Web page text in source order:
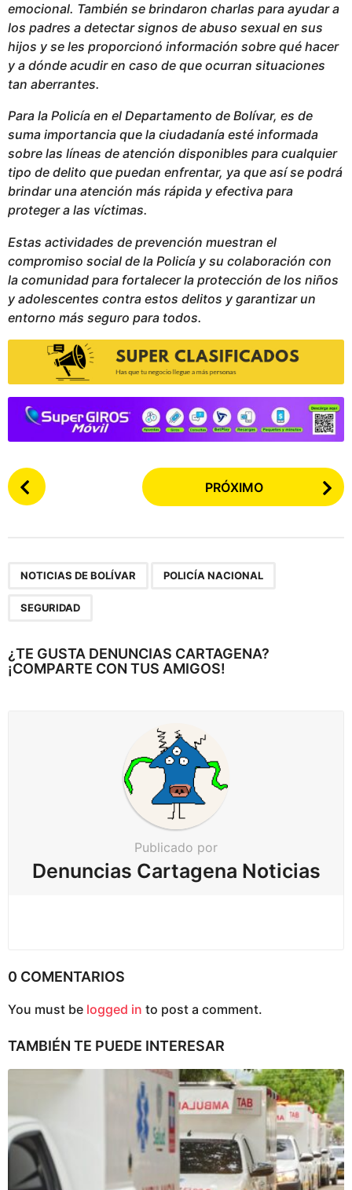
emocional. También se brindaron charlas para ayudar a
los padres a detectar signos de abuso sexual en sus
hijos y se les proporcionó información sobre qué hacer
y a dónde acudir en caso de que ocurran situaciones
tan aberrantes.
Para la Policía en el Departamento de Bolívar, es de
suma importancia que la ciudadanía esté informada
sobre las líneas de atención disponibles para cualquier
tipo de delito que puedan enfrentar, ya que así se podrá
brindar una atención más rápida y efectiva para
proteger a las víctimas.
Estas actividades de prevención muestran el
compromiso social de la Policía y su colaboración con
la comunidad para fortalecer la protección de los niños
y adolescentes contra estos delitos y garantizar un
entorno más seguro para todos.
P
o
g
i
PRÓXIMO
NOTICIAS DE BOLÍVAR POLICÍA NACIONAL
SEGURIDAD
¿TE GUSTA DENUNCIAS CARTAGENA?
¡COMPARTE CON TUS AMIGOS!
Publicado por
Denuncias Cartagena Noticias
0 COMENTARIOS
You must be logged in to post a comment.
TAMBIÉN TE PUEDE INTERESAR